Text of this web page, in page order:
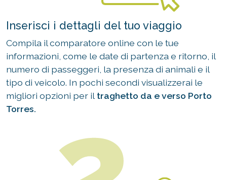
Inserisci i dettagli del tuo viaggio
Compila il comparatore online con le tue
informazioni, come le date di partenza e ritorno, il
numero di passeggeri, la presenza di animali e il
tipo di veicolo. In pochi secondi visualizzerai le
migliori opzioni per iltraghetto da e verso Porto
Torres.